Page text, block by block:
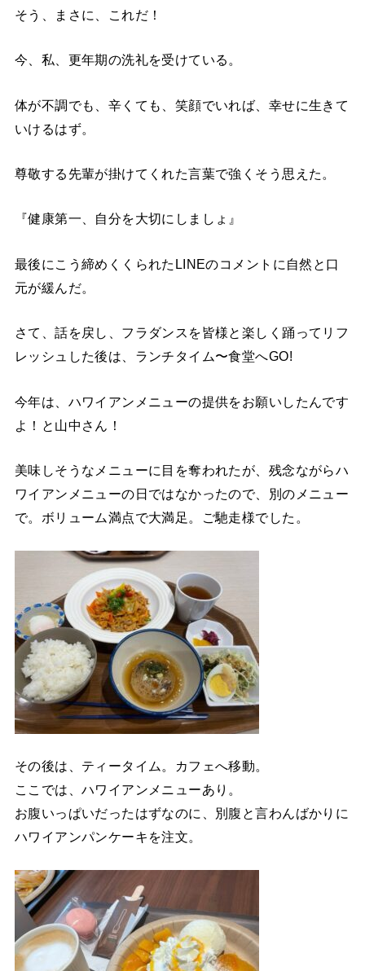
そう、まさに、これだ！
今、私、更年期の洗礼を受けている。
体が不調でも、辛くても、笑顔でいれば、幸せに生きて
いけるはず。
尊敬する先輩が掛けてくれた言葉で強くそう思えた。
『健康第一、自分を大切にしましょ』
最後にこう締めくくられたLINEのコメントに自然と口
元が緩んだ。
さて、話を戻し、フラダンスを皆様と楽しく踊ってリフ
レッシュした後は、ランチタイム〜食堂へGO!
今年は、ハワイアンメニューの提供をお願いしたんです
よ！と山中さん！
美味しそうなメニューに目を奪われたが、残念ながらハ
ワイアンメニューの日ではなかったので、別のメニュー
で。ボリューム満点で大満足。ご馳走様でした。
その後は、ティータイム。カフェへ移動。
ここでは、ハワイアンメニューあり。
お腹いっぱいだったはずなのに、別腹と言わんばかりに
ハワイアンパンケーキを注文。